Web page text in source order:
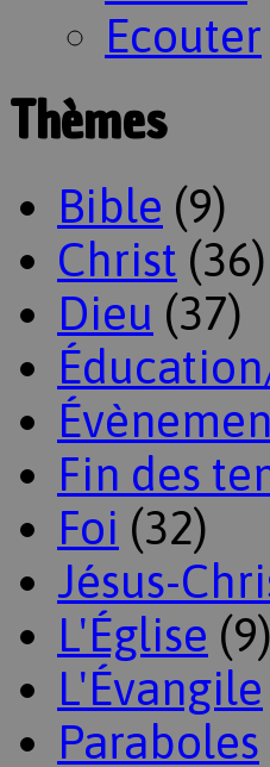
Ecouter
Thèmes
Bible (9)
Christ (36)
Dieu (37)
Fin des
Foi (32)
Jésus-
L'Église (9)
L'Évangile
Paraboles